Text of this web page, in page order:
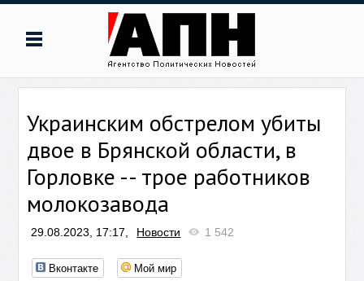
Украинским обстрелом убиты
двое в Брянской области, в
Горловке -- трое работников
молокозавода
29.08.2023, 17:17, Новости 1 542
Вконтакте Мой мир